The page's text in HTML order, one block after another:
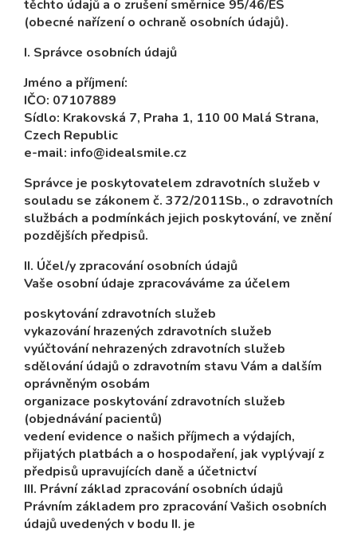
těchto údajů a o zrušení směrnice 95/46/ES
(obecné nařízení o ochraně osobních údajů).
I. Správce osobních údajů
Jméno a příjmení:
IČO: 07107889
Sídlo: Krakovská 7, Praha 1, 110 00 Malá Strana,
Czech Republic
e-mail: info@idealsmile.cz
Správce je poskytovatelem zdravotních služeb v
souladu se zákonem č. 372/2011Sb., o zdravotních
službách a podmínkách jejich poskytování, ve znění
pozdějších předpisů.
II. Účel/y zpracování osobních údajů
Vaše osobní údaje zpracováváme za účelem
poskytování zdravotních služeb
vykazování hrazených zdravotních služeb
vyúčtování nehrazených zdravotních služeb
sdělování údajů o zdravotním stavu Vám a dalším
oprávněným osobám
organizace poskytování zdravotních služeb
(objednávání pacientů)
vedení evidence o našich příjmech a výdajích,
přijatých platbách a o hospodaření, jak vyplývají z
předpisů upravujících daně a účetnictví
III. Právní základ zpracování osobních údajů
Právním základem pro zpracování Vašich osobních
údajů uvedených v bodu II. je